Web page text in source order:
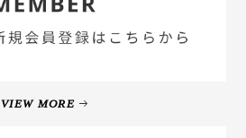
VIEW MORE